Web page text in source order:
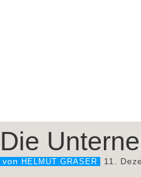
Die
von HELMUT GRASER 11.